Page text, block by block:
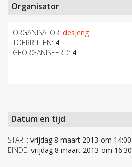
Organisator
ORGANISATOR: desjeng
TOERRITTEN: 4
GEORGANISEERD: 4
Datum en tijd
START: vrijdag 8 maart 2013 om 14:00
EINDE: vrijdag 8 maart 2013 om 16:30